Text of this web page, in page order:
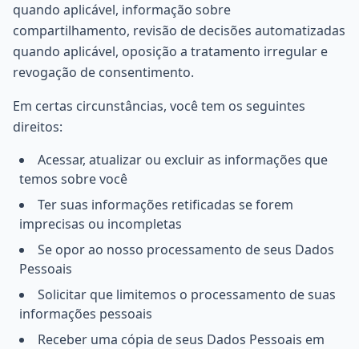
quando aplicável, informação sobre
compartilhamento, revisão de decisões automatizadas
quando aplicável, oposição a tratamento irregular e
revogação de consentimento.
Em certas circunstâncias, você tem os seguintes
direitos:
Acessar, atualizar ou excluir as informações que
temos sobre você
Ter suas informações retificadas se forem
imprecisas ou incompletas
Se opor ao nosso processamento de seus Dados
Pessoais
Solicitar que limitemos o processamento de suas
informações pessoais
Receber uma cópia de seus Dados Pessoais em